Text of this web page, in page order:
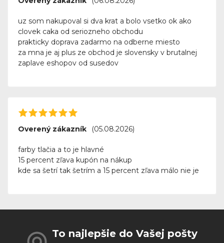
uz som nakupoval si dva krat a bolo vsetko ok ako
clovek caka od seriozneho obchodu
prakticky doprava zadarmo na odberne miesto
za mna je aj plus ze obchod je slovensky v brutalnej
zaplave eshopov od susedov
Overený zákazník (05.08.2026)
farby tlačia a to je hlavné
15 percent zľava kupón na nákup
kde sa šetrí tak šetrím a 15 percent zľava málo nie je
To najlepšie do Vašej pošty